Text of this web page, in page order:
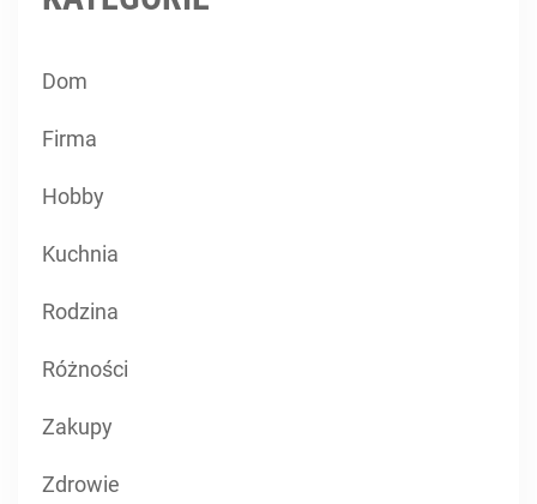
Dom
Firma
Hobby
Kuchnia
Rodzina
Różności
Zakupy
Zdrowie